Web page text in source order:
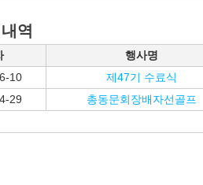
역
행사명
10
제47기 수료식
29
총동문회장배자선골프